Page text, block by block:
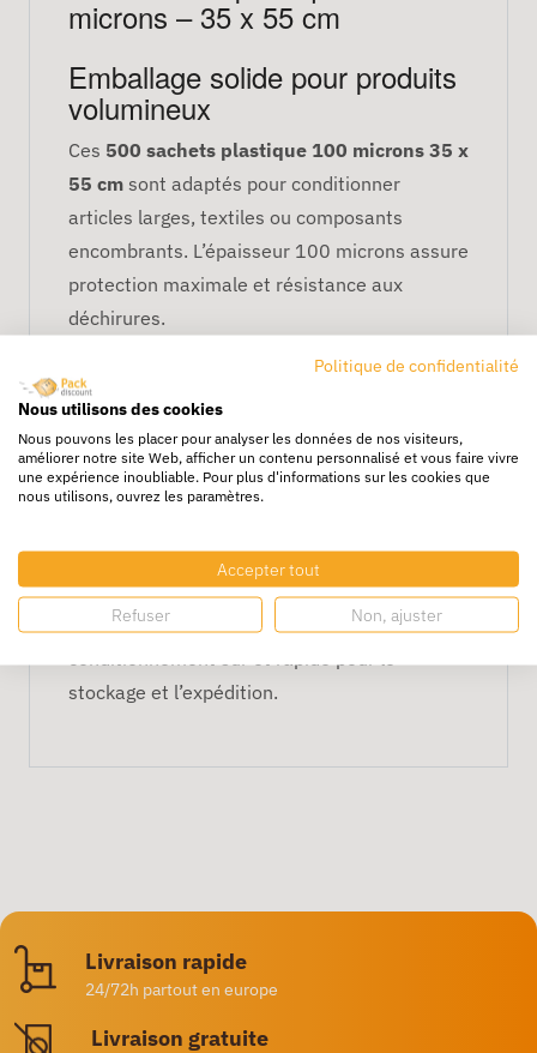
microns – 35 x 55 cm
Emballage solide pour produits
volumineux
Ces 500 sachets plastique 100 microns 35 x
55 cm sont adaptés pour conditionner
articles larges, textiles ou composants
encombrants. L’épaisseur 100 microns assure
protection maximale et résistance aux
déchirures.
Protection efficace
Ils protègent vos produits contre :
la poussière et impuretés,
l’humidité modérée,
Format pratique
Le format35 x 55 cm
permet un
stockage et l’expédition.
Livraison rapide
24/72h partout en europe
Livraison gratuite
Politique de confidentialité
Nous utilisons des cookies
Nous pouvons les placer pour analyser les données de nos visiteurs,
améliorer notre site Web, afficher un contenu personnalisé et vous faire vivre
une expérience inoubliable. Pour plus d'informations sur les cookies que
nous utilisons, ouvrez les paramètres.
Accepter tout
Refuser Non, ajuster